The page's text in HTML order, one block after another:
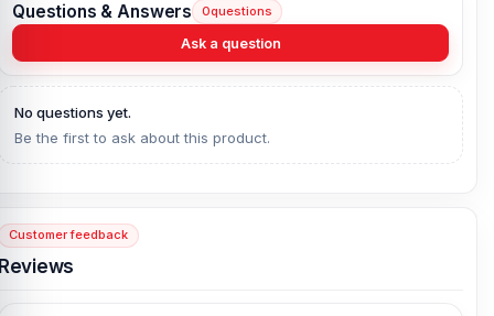
Questions & Answers 0questions
Ask a question
No questions yet.
Be the first to ask about this product.
Customer feedback